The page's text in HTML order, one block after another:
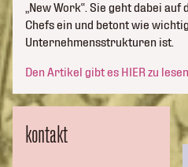
kontakt
„New Work“. Sie geht dabei
Chefs ein und betont wie
Unternehmensstrukturen ist.
Den Artikel gibt es HIER zu